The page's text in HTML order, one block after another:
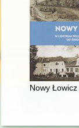
Nowy